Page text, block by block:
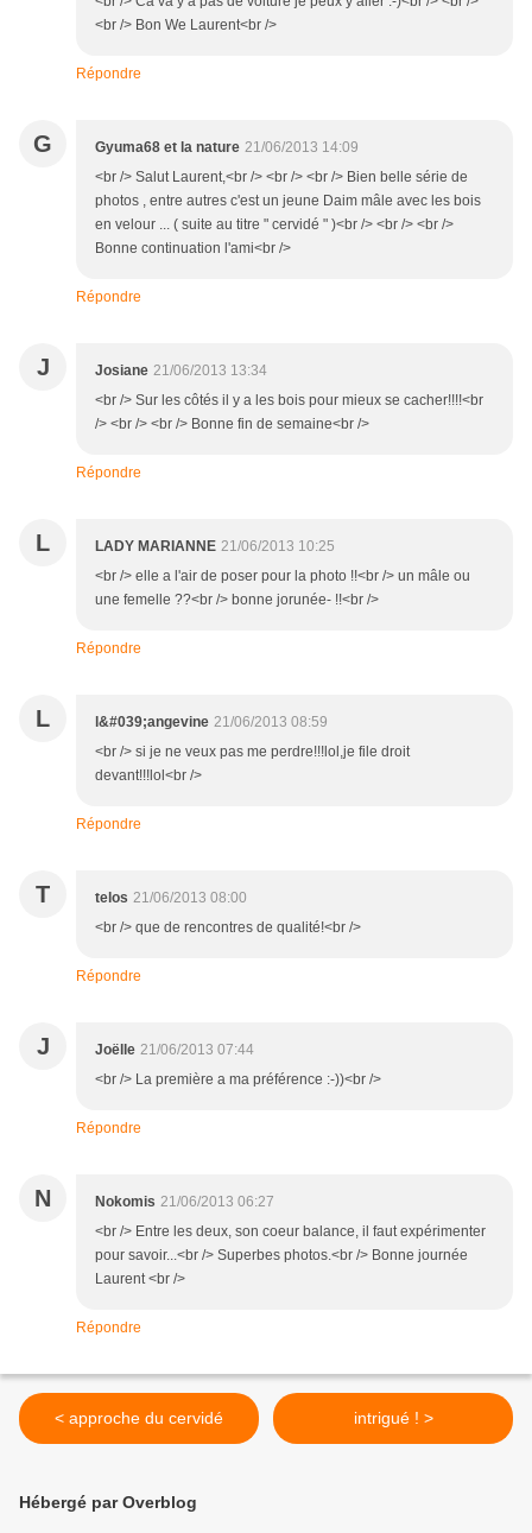
<br /> Bon We Laurent<br />
Répondre
G Gyuma68 et la nature 21/06/2013 14:09
<br /> Salut Laurent,<br /> <br /> <br /> Bien belle série de
photos , entre autres c'est un jeune Daim mâle avec les bois
en velour ... ( suite au titre " cervidé " )<br /> <br /> <br />
Bonne continuation l'ami<br />
Répondre
J Josiane 21/06/2013 13:34
<br /> Sur les côtés il y a les bois pour mieux se cacher!!!!<br
/> <br /> <br /> Bonne fin de semaine<br />
Répondre
L LADY MARIANNE 21/06/2013 10:25
<br /> elle a l'air de poser pour la photo !!<br /> un mâle ou
une femelle ??<br /> bonne jorunée- !!<br />
Répondre
L l&#039;angevine 21/06/2013 08:59
<br /> si je ne veux pas me perdre!!!lol,je file droit
devant!!!lol<br />
Répondre
T telos 21/06/2013 08:00
<br /> que de rencontres de qualité!<br />
Répondre
J Joëlle 21/06/2013 07:44
<br /> La première a ma préférence :-))<br />
Répondre
N Nokomis 21/06/2013 06:27
<br /> Entre les deux, son coeur balance, il faut expérimenter
pour savoir...<br /> Superbes photos.<br /> Bonne journée
Laurent <br />
Répondre
< approche du cervidé intrigué ! >
Hébergé par Overblog